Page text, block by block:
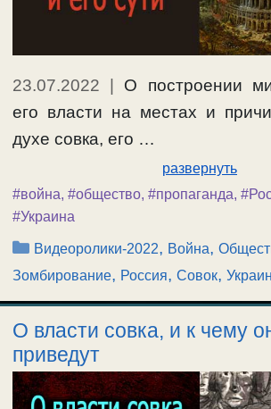
23.07.2022 | О построении
его власти на местах и
духе совка, его …
развернуть
#война, #общество, #пропаганда,
#Украина
Рубрики
Видеоролики-2022, Война,
Зомбирование, Россия, Совок,
О власти совка, и к чему
приведут